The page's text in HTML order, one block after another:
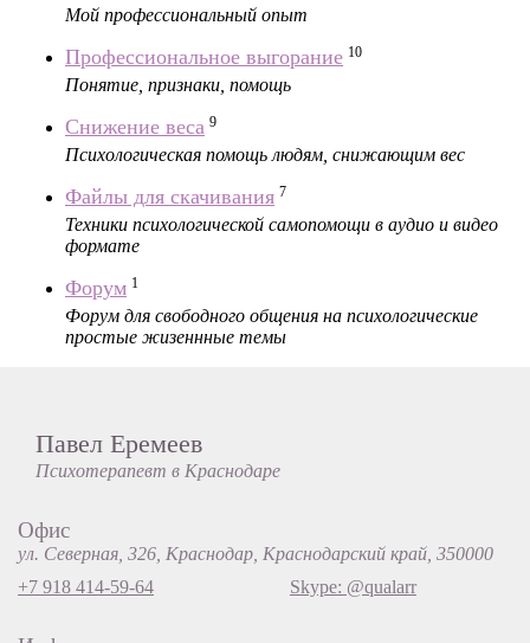
Мой профессиональный опыт
Профессиональное выгорание 10
Понятие, признаки, помощь
Снижение веса 9
Психологическая помощь людям, снижающим вес
Файлы для скачивания 7
Техники психологической самопомощи в аудио и видео
формате
Форум 1
Форум для свободного общения на психологические
простые жизеннные темы
Павел Еремеев
Психотерапевт в Краснодаре
Офис
ул. Северная, 326, Краснодар, Краснодарский край, 350000
+7 918 414-59-64
Skype: @qualarr